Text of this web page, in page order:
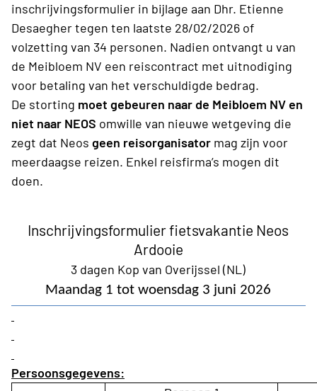
inschrijvingsformulier in bijlage aan Dhr. Etienne
Desaegher tegen ten laatste 28/02/2026 of
volzetting van 34 personen. Nadien ontvangt u van
de Meibloem NV een reiscontract met uitnodiging
voor betaling van het verschuldigde bedrag.
De storting moet gebeuren naar de Meibloem NV en
niet naar NEOS omwille van nieuwe wetgeving die
zegt dat Neos geen reisorganisator mag zijn voor
meerdaagse reizen. Enkel reisfirma’s mogen dit
doen.
Inschrijvingsformulier fietsvakantie Neos
Ardooie
3 dagen Kop van Overijssel (NL)
Maandag 1 tot woensdag 3 juni 2026
Persoonsgegevens: